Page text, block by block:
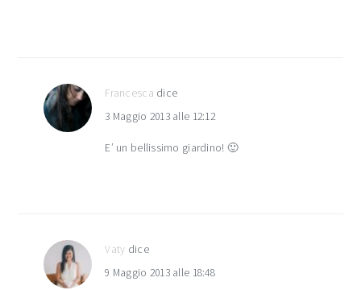
Francesca dice
3 Maggio 2013 alle 12:12
E’ un bellissimo giardino! 🙂
Vaty dice
9 Maggio 2013 alle 18:48